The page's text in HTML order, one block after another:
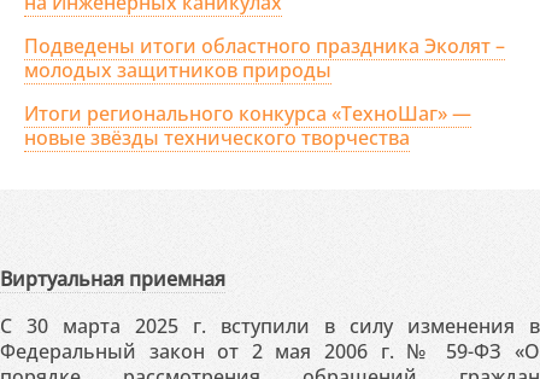
Подведены итоги областного праздника Эколят –
молодых защитников природы
Итоги регионального конкурса «ТехноШаг» —
новые звёзды технического творчества
Виртуальная приемная
С 30 марта 2025 г. вступили в силу изменения в
Федеральный закон от 2 мая 2006 г. № 59-ФЗ «О